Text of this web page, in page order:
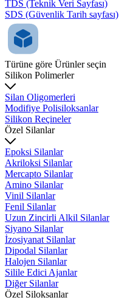
TDS (Teknik Veri Sayfası)
SDS (Güvenlik Tarih sayfası)
Türüne göre Ürünler seçin
Silikon Polimerler
Silan Oligomerleri
Modifiye Polisiloksanlar
Silikon Reçineler
Özel Silanlar
Epoksi Silanlar
Akriloksi Silanlar
Mercapto Silanlar
Amino Silanlar
Vinil Silanlar
Fenil Silanlar
Uzun Zincirli Alkil Silanlar
Siyano Silanlar
İzosiyanat Silanlar
Dipodal Silanlar
Halojen Silanlar
Silile Edici Ajanlar
Diğer Silanlar
Özel Siloksanlar